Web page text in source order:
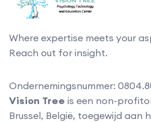
Where expertise meets your
Reach out for insight.
Ondernemingsnummer:
Vision Tree is een non-
Brussel, België, toegewijd aan